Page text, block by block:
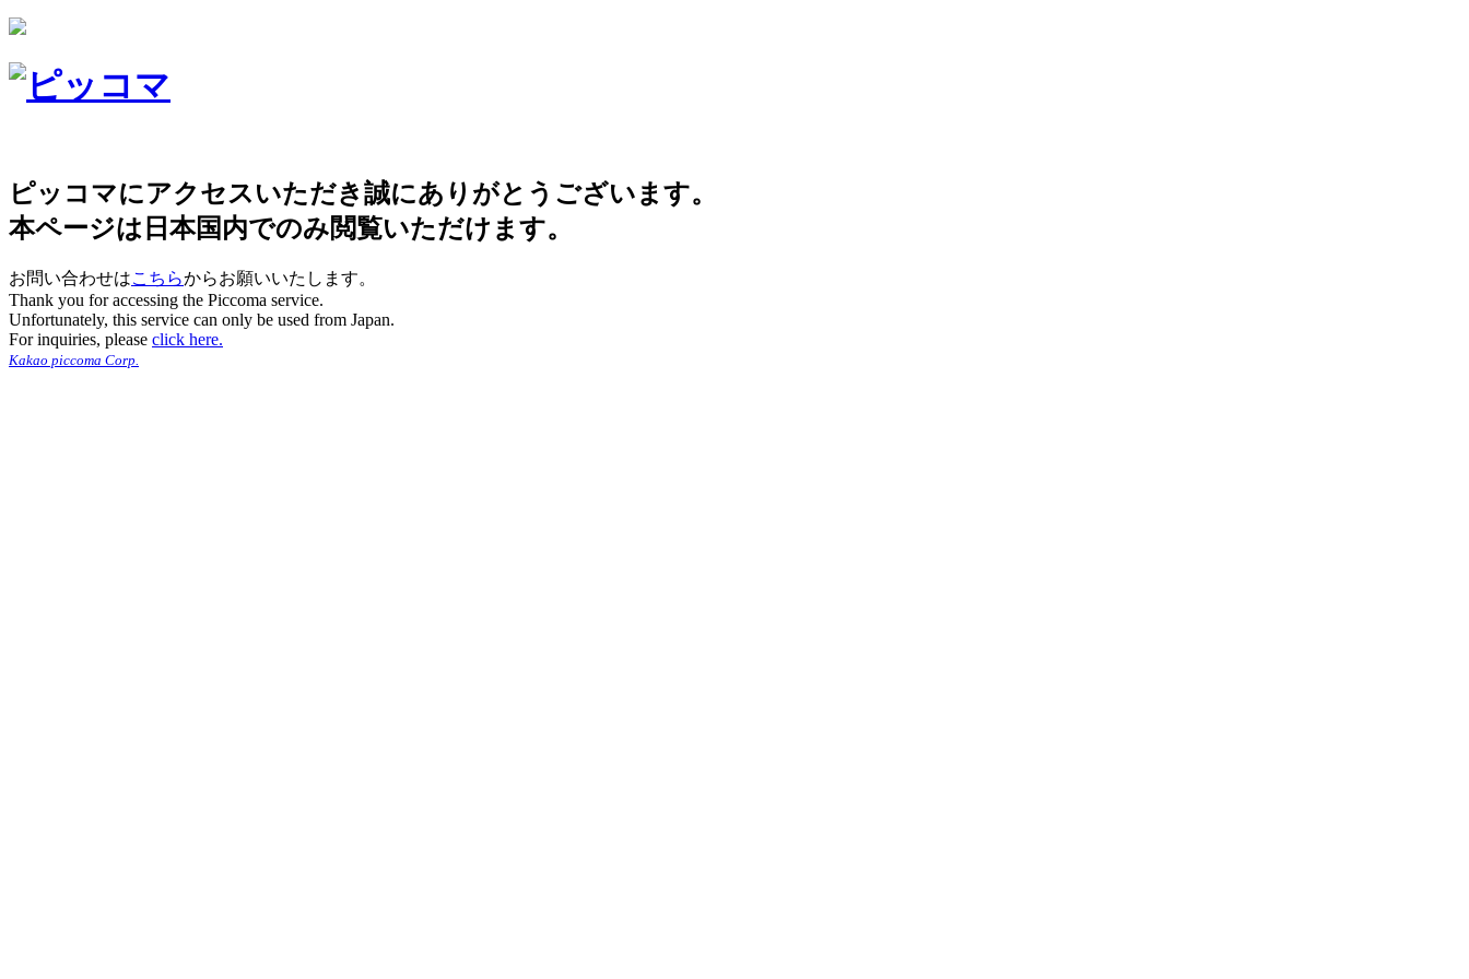
ピッコマにアクセスいただき誠にありがとうございます。
本ページは日本国内でのみ閲覧いただけます。
お問い合わせはこちらからお願いいたします。
Thank you for accessing the Piccoma service.
Unfortunately, this service can only be used from Japan.
For inquiries, please click here.
Kakao piccoma Corp.